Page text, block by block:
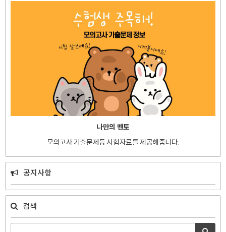
나만의 멘토
모의고사 기출문제등 시험자료를 제공해줍니다.
공지사항
검색